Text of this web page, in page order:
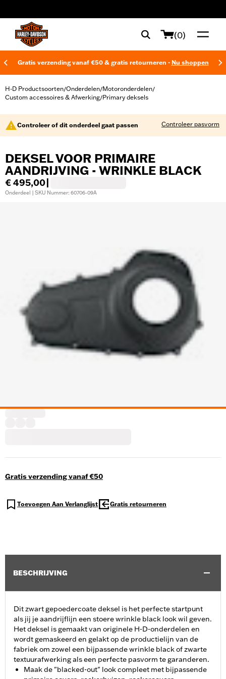
(0)
Gratis verzending vanaf €50 & gratis retourneren - Nu shoppen
H-D Productsoorten/Onderdelen/Motoronderdelen/
Custom accessoires & Afwerking/Primary deksels
Controleer of dit onderdeel gaat passen Controleer pasvorm
DEKSEL VOOR PRIMAIRE
AANDRIJVING - WRINKLE BLACK
€ 495,00
Onderdeel | SKU Nummer: 60706-09A
Gratis verzending vanaf €50
Toevoegen Aan Verlanglijst Gratis retourneren
BESCHRIJVING
Dit zwart gepoedercoate deksel is het perfecte startpunt
als jij je aandrijflijn een stoere wrinkle black look wil geven.
Het deksel is gemaakt van originele H-D-onderdelen en
wordt gemaskeerd en gelakt op de productielijn van de
fabriek om zowel een bijpassende wrinkle black of zwarte
textuurafwerking als een perfecte pasvorm te garanderen.
Maak de "blacked-out" look compleet met bijpassende